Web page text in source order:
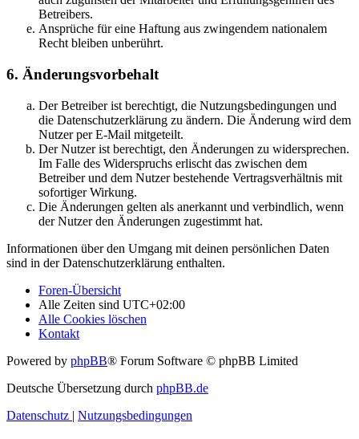
Betreibers.
Ansprüche für eine Haftung aus zwingendem nationalem
Recht bleiben unberührt.
6. Änderungsvorbehalt
Der Betreiber ist berechtigt, die Nutzungsbedingungen und
die Datenschutzerklärung zu ändern. Die Änderung wird dem
Nutzer per E-Mail mitgeteilt.
Der Nutzer ist berechtigt, den Änderungen zu widersprechen.
Im Falle des Widerspruchs erlischt das zwischen dem
Betreiber und dem Nutzer bestehende Vertragsverhältnis mit
sofortiger Wirkung.
Die Änderungen gelten als anerkannt und verbindlich, wenn
der Nutzer den Änderungen zugestimmt hat.
Informationen über den Umgang mit deinen persönlichen Daten
sind in der Datenschutzerklärung enthalten.
Foren-Übersicht
Alle Zeiten sind UTC+02:00
Alle Cookies löschen
Kontakt
Powered by phpBB® Forum Software © phpBB Limited
Deutsche Übersetzung durch phpBB.de
Datenschutz | Nutzungsbedingungen